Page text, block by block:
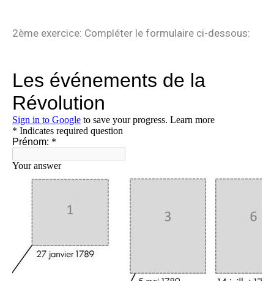
2ème exercice: Compléter le formulaire ci-dessous: